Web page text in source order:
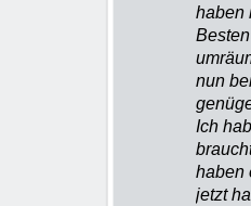
haben
nun
Ich
haben
jetzt